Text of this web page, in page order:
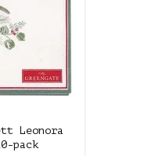
Leonora
pack